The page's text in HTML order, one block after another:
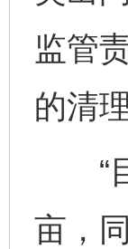
监管
的清
“目
亩，